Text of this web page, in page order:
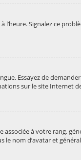
Signalez ce
Essayez de
sur le site Internet
associée à votre rang,
le nom d’avatar et